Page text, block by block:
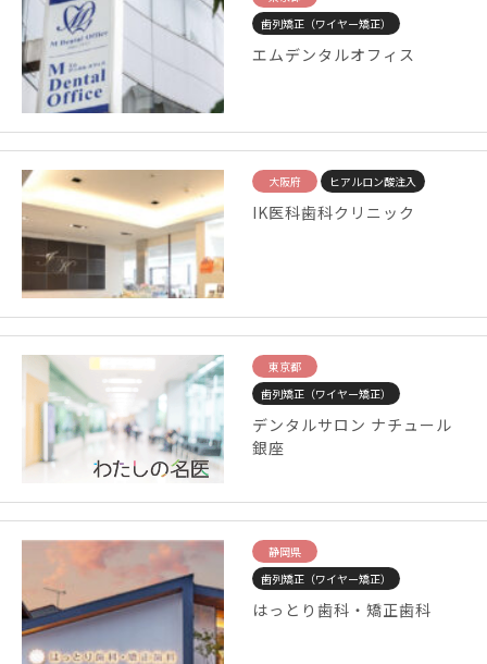
歯列矯正（ワイヤー矯正）
エムデンタルオフィス
大阪府 ヒアルロン酸注入
IK医科歯科クリニック
東京都
歯列矯正（ワイヤー矯正）
デンタルサロン ナチュール
銀座
静岡県
歯列矯正（ワイヤー矯正）
はっとり歯科・矯正歯科